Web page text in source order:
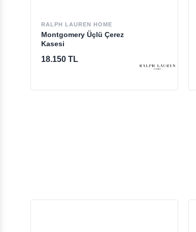
RALPH LAUREN HOME
Montgomery Üçlü Çerez
Kasesi
18.150 TL